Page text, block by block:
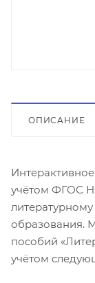
ОПИСАНИЕ
учётом ФГОС
образования.
пособий
учётом